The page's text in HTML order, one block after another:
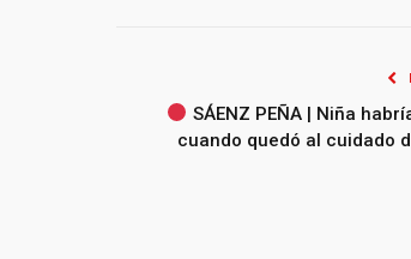
SÁENZ PEÑA | Niña
cuando quedó al cuidado